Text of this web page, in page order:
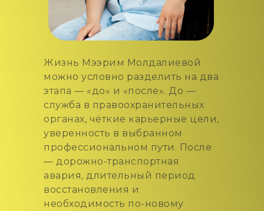
Жизнь Мээрим Молдалиевой
можно условно разделить на два
этапа — «до» и «после». До —
служба в правоохранительных
органах, чёткие карьерные цели,
уверенность в выбранном
профессиональном пути. После
— дорожно-транспортная
авария, длительный период
восстановления и
необходимость по-новому